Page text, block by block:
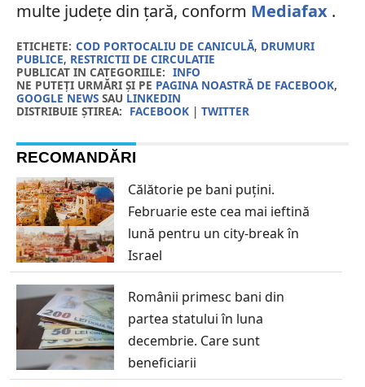
multe județe din țară, conform Mediafax.
ETICHETE: COD PORTOCALIU DE CANICULĂ, DRUMURI
PUBLICE, RESTRICTII DE CIRCULATIE
PUBLICAT IN CATEGORIILE: INFO
NE PUTEȚI URMĂRI ȘI PE PAGINA NOASTRĂ DE FACEBOOK,
GOOGLE NEWSSAU LINKEDIN
DISTRIBUIE ȘTIREA: FACEBOOK| TWITTER
RECOMANDĂRI
Călătorie pe bani puțini.
Februarie este cea mai ieftină
lună pentru un city-break în
Israel
Românii primesc bani din
partea statului în luna
decembrie. Care sunt
beneficiarii